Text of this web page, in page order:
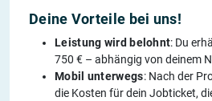
Deine Vorteile bei uns!
Leistung wird belohnt: Du
750 € – abhängig von deinem
Mobil unterwegs: Nach der
die Kosten für dein Jobticket,